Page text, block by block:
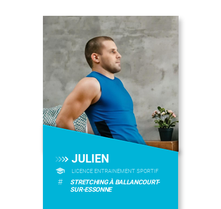
JULIEN
LICENCE ENTRAINEMENT SPORTIF
#
STRETCHING À BALLANCOURT-
SUR-ESSONNE